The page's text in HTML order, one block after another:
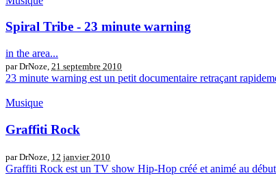
Spiral Tribe - 23 minute warning
in the area...
par DrNoze, 21 septembre 2010
23 minute warning est un petit documentaire retraçant
Musique
Graffiti Rock
par DrNoze, 12 janvier 2010
Graffiti Rock est un TV show Hip-Hop créé et animé au